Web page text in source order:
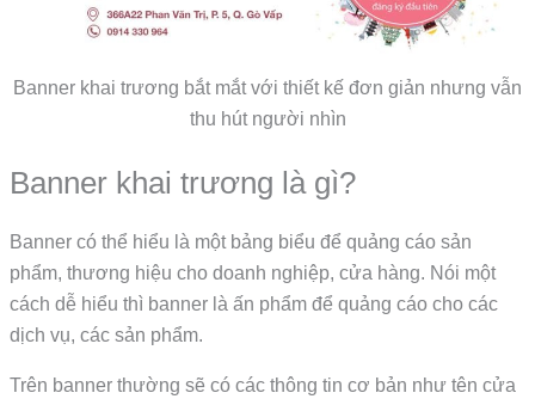
Banner khai trương bắt mắt với thiết kế đơn giản nhưng vẫn
thu hút người nhìn
Banner khai trương là gì?
Banner có thể hiểu là một bảng biểu để quảng cáo sản
phẩm, thương hiệu cho doanh nghiệp, cửa hàng. Nói một
cách dễ hiểu thì banner là ấn phẩm để quảng cáo cho các
dịch vụ, các sản phẩm.
Trên banner thường sẽ có các thông tin cơ bản như tên cửa